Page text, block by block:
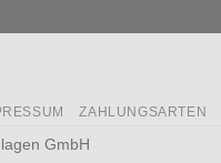
ZAHLUNGSARTEN
GmbH